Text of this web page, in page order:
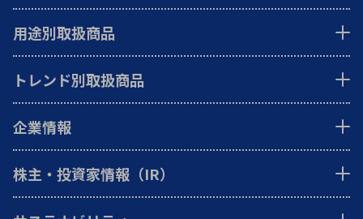
用途別取扱商品
トレンド別取扱商品
企業情報
株主・投資家情報（IR）